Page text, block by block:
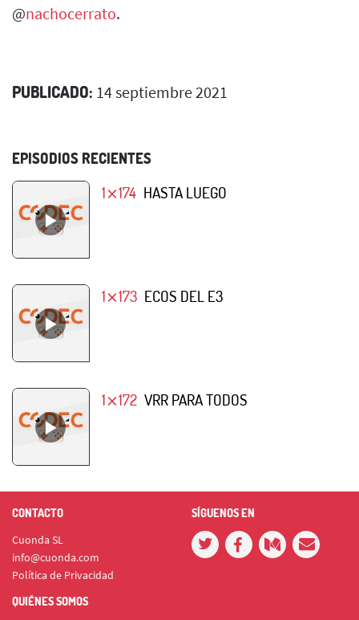
@nachocerrato.
PUBLICADO: 14 septiembre 2021
EPISODIOS RECIENTES
1⨯174 HASTA LUEGO
1⨯173 ECOS DEL E3
1⨯172 VRR PARA TODOS
CONTACTO
Cuonda SL
info@cuonda.com
Política de Privacidad
SÍGUENOS EN
QUIÉNES SOMOS